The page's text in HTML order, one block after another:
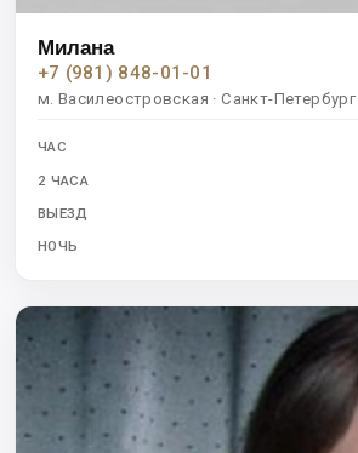
Милана
+7 (981) 848-01-01
м. Василеостровская · Санкт-Петербург
ЧАС
2 ЧАСА
ВЫЕЗД
НОЧЬ